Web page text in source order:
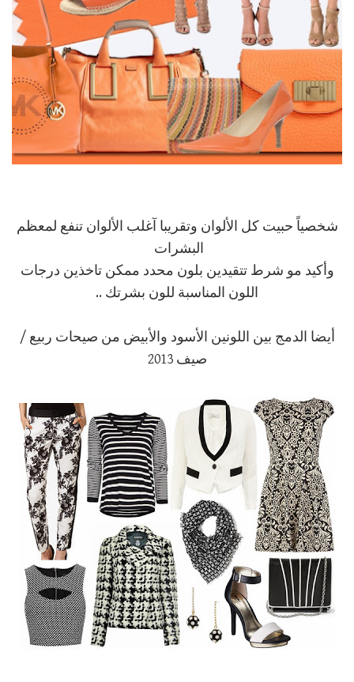
شخصياً حبيت كل الألوان وتقريبا آغلب الألوان تنفع لمعظم
البشرات
وأكيد مو شرط تتقيدين بلون محدد ممكن تاخذين درجات
اللون المناسبة للون بشرتك ..
أيضا الدمج بين اللونين الأسود والأبيض من صيحات ربيع /
صيف 2013